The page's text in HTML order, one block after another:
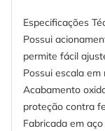
Especificações
Possui
permite fácil
Possui escala
Acabamento
proteção contra
Fabricada em